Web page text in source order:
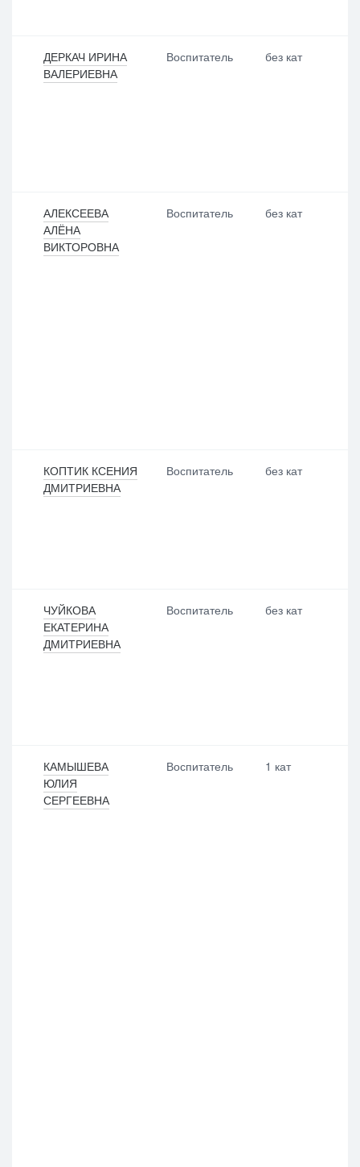
ДЕРКАЧ ИРИНА
ВАЛЕРИЕВНА
Воспитатель без кат
АЛЕКСЕЕВА
АЛЁНА
ВИКТОРОВНА
Воспитатель без кат
КОПТИК КСЕНИЯ
ДМИТРИЕВНА
Воспитатель без кат
ЧУЙКОВА
ЕКАТЕРИНА
ДМИТРИЕВНА
Воспитатель без кат
КАМЫШЕВА
ЮЛИЯ
СЕРГЕЕВНА
Воспитатель 1 кат